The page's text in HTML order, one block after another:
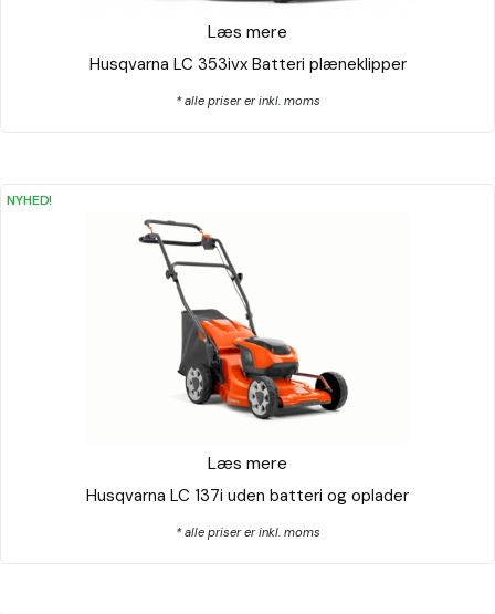
Husqvarna LC 353ivx Batteri plæneklipper
Læs mere
* alle priser er inkl. moms
Husqvarna LC 137i uden batteri og oplader
Læs mere
NYHED!
* alle priser er inkl. moms